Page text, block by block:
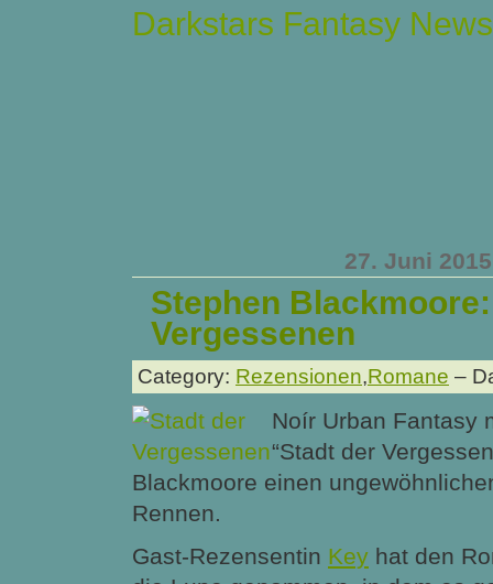
Darkstars Fantasy News
27. Juni 2015
Stephen
Vergessenen
Category: Rezensionen,Romane –
Noír Urban Fantasy
“Stadt der
Blackmoore einen
Rennen.
Gast-Rezensentin Key hat den